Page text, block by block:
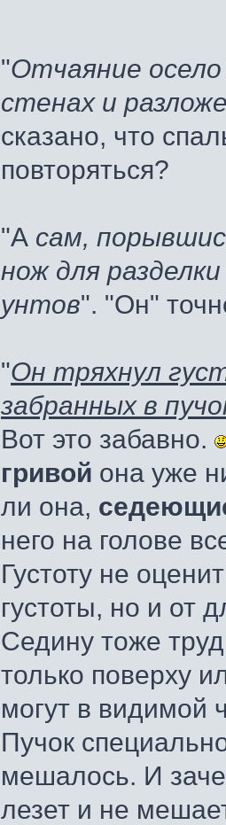
"Отчаяние
стенах и
сказано, что
повторяться?
"А сам,
нож для
унтов". "Он"
"Он тряхнул
забранных в
Вот это забавно.
гривой она уже
ли она,
него на голове
Густоту не
густоты, но и от
Седину тоже
только поверху
могут в видимой
Пучок
мешалось. И
лезет и не